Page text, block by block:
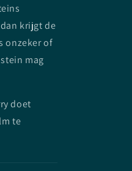
krijgt de
onzeker of
mag
doet
te